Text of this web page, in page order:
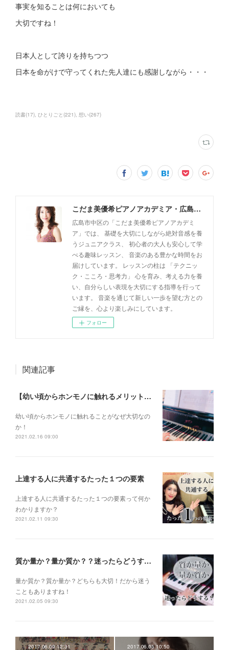
事実を知ることは何においても
大切ですね！
日本人として誇りを持ちつつ
日本を命がけで守ってくれた先人達にも感謝しながら・・・
読書(17) ひとりごと (221) 想い(267)
こだま美優希ピアノアカデミア・広島市中区
広島市中区の「こだま美優希ピアノアカデミ
ア」では、 基礎を大切にしながら絶対音感を養
うジュニアクラス、 初心者の大人も安心して学
べる趣味レッスン、 音楽のある豊かな時間をお
届けしています。 レッスンの柱は 「テクニッ
ク・こころ・思考力」 心を育み、考える力を養
い、自分らしい表現を大切にする指導を行って
います。 音楽を通じて新しい一歩を望む方との
ご縁を、心より楽しみにしています。
フォロー
関連記事
【幼い頃からホンモノに触れるメリットとは？】
幼い頃からホンモノに 触れることがなぜ大切なの
か！
2021.02.16 09:00
上達する人に共通するたった１つの要素
上達する人に共通するたった１つの要素って何か
わかりますか？
2021.02.11 09:30
質か量か？量か質か？？迷ったらどうする？？？
量か質か？ 質か量か？ どちらも大切！だから迷う
こともありますね！
2021.02.05 09:30
2017.06.09 12:31 2017.06.05 10:50